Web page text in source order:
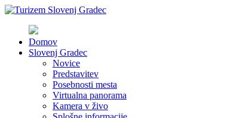
Domov
Slovenj Gradec
Novice
Predstavitev
Posebnosti mesta
Virtualna panorama
Kamera v živo